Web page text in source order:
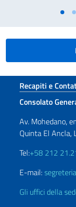
Sezione
Recapiti e
Consolato
Av. Mohedano,
Quinta El Ancla,
Tel:+58 212
E-mail:
Gli uffici della